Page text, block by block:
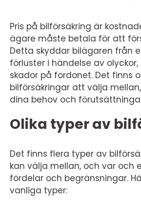
Pris på bilförsäkring är
ägare måste betala för att
Detta skyddar bilägaren från
förluster i händelse av
skador på fordonet. Det finns
bilförsäkringar att välja
dina behov och
Olika typer av
Det finns flera typer av
kan välja mellan, och var och
fördelar och begränsningar.
vanliga typer: